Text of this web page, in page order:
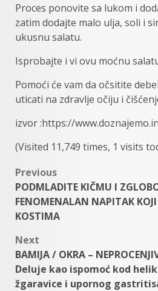
Proces ponovite sa lukom i
zatim dodajte malo ulja, soli i
ukusnu salatu.
Isprobajte i vi ovu moćnu
Pomoći će vam da očsitite
uticati na zdravlje očiju i
izvor :https://
(Visited 11,749 times, 1 visits
Post
navigation
Previous
PODMLADITE KIČMU I
FENOMENALAN NAPITAK
KOSTIMA
Next
BAMIJA / OKRA –
Deluje kao ispomoć kod
žgaravice i upornog